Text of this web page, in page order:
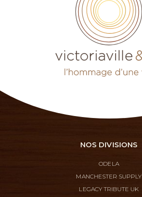
NOS DIVISIONS
ODELA
MANCHESTER SUPPLY
LEGACY TRIBUTE UK